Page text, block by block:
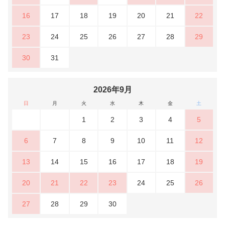
16 17 18 19 20 21 22
23 24 25 26 27 28 29
30 31
2026年9月
日 月 火 水 木 金 土
1 2 3 4 5
6 7 8 9 10 11 12
13 14 15 16 17 18 19
20 21 22 23 24 25 26
27 28 29 30